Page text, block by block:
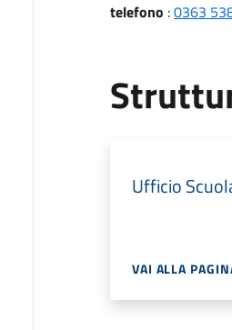
telefono :0363
Ufficio
VAI ALLA